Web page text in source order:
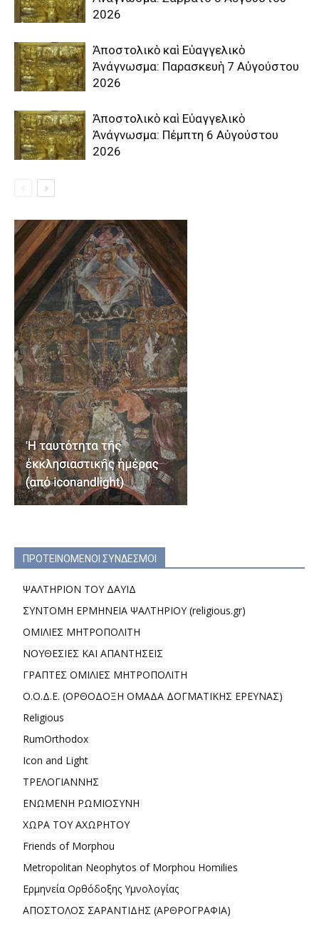
2026
Ἀποστολικὸ καὶ Εὐαγγελικὸ
Ἀνάγνωσμα: Παρασκευὴ 7 Αὐγούστου
2026
Ἀποστολικὸ καὶ Εὐαγγελικὸ
Ἀνάγνωσμα: Πέμπτη 6 Αὐγούστου
2026
ΠΡΟΤΕΙΝΟΜΕΝΟΙ ΣΥΝΔΕΣΜΟΙ
ΨΑΛΤΗΡΙΟΝ ΤΟΥ ΔΑΥΙΔ
ΣΥΝΤΟΜΗ ΕΡΜΗΝΕΙΑ ΨΑΛΤΗΡΙΟΥ (religious.gr)
ΟΜΙΛΙΕΣ ΜΗΤΡΟΠΟΛΙΤΗ
ΝΟΥΘΕΣΙΕΣ ΚΑΙ ΑΠΑΝΤΗΣΕΙΣ
ΓΡΑΠΤΕΣ ΟΜΙΛΙΕΣ ΜΗΤΡΟΠΟΛΙΤΗ
Ο.Ο.Δ.Ε. (ΟΡΘΟΔΟΞΗ ΟΜΑΔΑ ΔΟΓΜΑΤΙΚΗΣ ΕΡΕΥΝΑΣ)
Religious
RumOrthodox
Icon and Light
ΤΡΕΛΟΓΙΑΝΝΗΣ
ΕΝΩΜΕΝΗ ΡΩΜΙΟΣΥΝΗ
ΧΩΡΑ ΤΟΥ ΑΧΩΡΗΤΟΥ
Friends of Morphou
Metropolitan Neophytos of Morphou Homilies
Ερμηνεία Ορθόδοξης Υμνολογίας
ΑΠΟΣΤΟΛΟΣ ΣΑΡΑΝΤΙΔΗΣ (ΑΡΘΡΟΓΡΑΦΙΑ)